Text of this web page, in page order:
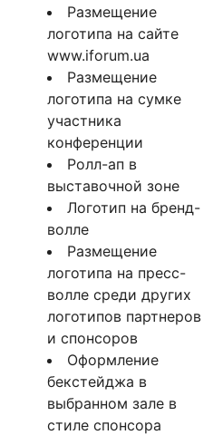
Размещение
логотипа на сайте
www.iforum.ua
Размещение
логотипа на сумке
участника
конференции
Ролл-ап в
выставочной зоне
Логотип на бренд-
волле
Размещение
логотипа на пресс-
волле среди других
логотипов партнеров
и спонсоров
Оформление
бекстейджа в
выбранном зале в
стиле спонсора